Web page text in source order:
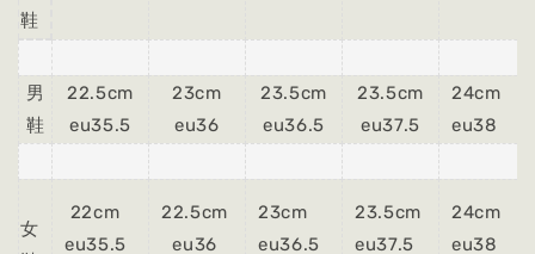
鞋
男
鞋
22.5cm
eu35.5
23cm
eu36
23.5cm
eu36.5
23.5cm
eu37.5
24cm
eu38
女
22cm
eu35.5
22.5cm
eu36
23cm
eu36.5
23.5cm
eu37.5
24cm
eu38